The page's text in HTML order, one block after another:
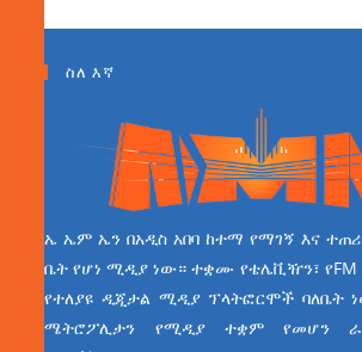
ስለ እኛ
ኤ ኤም ኤን በአዲስ አበባ ከተማ የማገኝ እና
ቤት የሆነ ሚዲያ ነው። ተቋሙ የቴሌቪዥን፣ የFM
የተለያዩ ዲጂታል ሚዲያ ፕላትፎርሞች ባለቤት
ሜትሮፖሊታን የሚዲያ ተቋም የመሆን